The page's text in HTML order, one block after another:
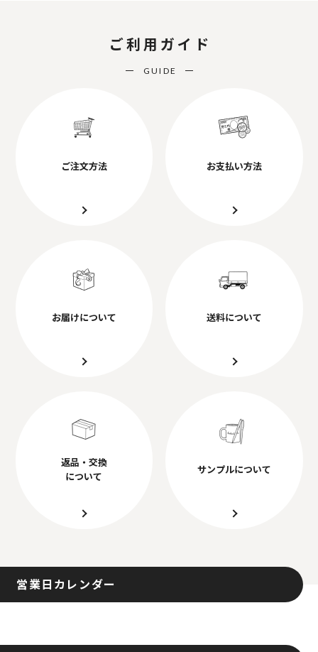
ご利用ガイド
GUIDE
ご注文方法 お支払い方法
お届けについて 送料について
返品・交換
について
サンプルについて
営業日カレンダー